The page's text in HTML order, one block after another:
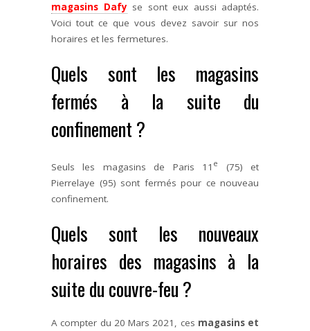
magasins Dafy se sont eux aussi adaptés.
Voici tout ce que vous devez savoir sur nos
horaires et les fermetures.
Quels sont les magasins
fermés à la suite du
confinement ?
Seuls les magasins de Paris 11 e
(75) et
Pierrelaye (95) sont fermés pour ce nouveau
confinement.
Quels sont les nouveaux
horaires des magasins à la
suite du couvre-feu ?
A compter du 20 Mars 2021, ces magasins et